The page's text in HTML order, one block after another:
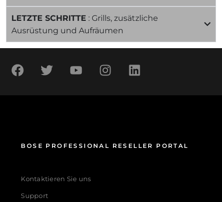
LETZTE SCHRITTE : Grills, zusätzliche
Ausrüstung und Aufräumen
BOSE PROFESSIONAL RESELLER PORTAL
Kontaktieren Sie uns
Support